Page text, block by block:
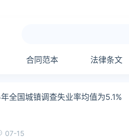
合同范本 法律条文
全国城镇调查失业率均值为5.1%
07-15